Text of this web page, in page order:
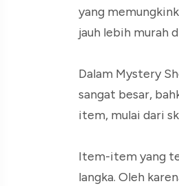
yang
jauh lebih murah
Dalam Mystery
sangat besar,
item, mulai dari
Item-item yang
langka. Oleh